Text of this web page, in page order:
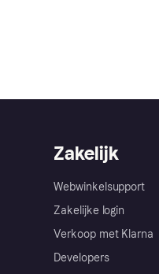
Zakelijk
Webwinkelsupport
Zakelijke login
Verkoop met Klarna
Developers